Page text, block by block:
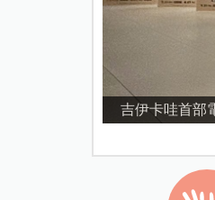
資優教育15問